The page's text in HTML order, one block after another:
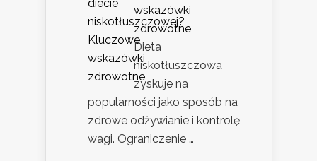
wskazówki
zdrowotne
Dieta
niskotłuszczowa
zyskuje na
popularności jako sposób na
zdrowe odżywianie i kontrolę
wagi. Ograniczenie …